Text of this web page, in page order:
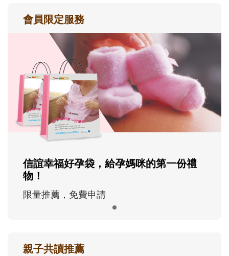
會員限定服務
信誼幸福好孕袋，給孕媽咪的第一份禮
物！
限量推薦，免費申請
親子共讀推薦